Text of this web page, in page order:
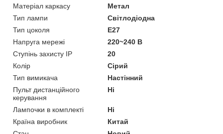
Матеріал каркасу
Метал
Тип лампи
Світлодіодна
Тип цоколя
E27
Напруга мережі
220~240 В
Ступінь захисту IP
20
Колір
Сірий
Тип вимикача
Настінний
Пульт дистанційного
керування
Ні
Лампочки в комплекті
Ні
Країна виробник
Китай